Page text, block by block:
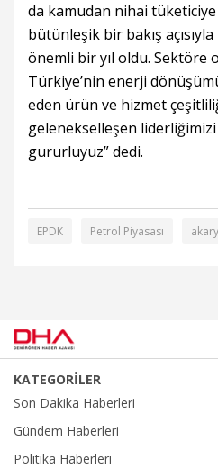
da kamudan nihai
bütünleşik bir bakış
önemli bir yıl oldu. Sektöre
Türkiye’nin enerji
eden ürün ve hizmet
gelenekselleşen
gururluyuz” dedi.
EPDK Petrol Piyasası
KATEGORİLER
Son Dakika Haberleri
Gündem Haberleri
Politika Haberleri